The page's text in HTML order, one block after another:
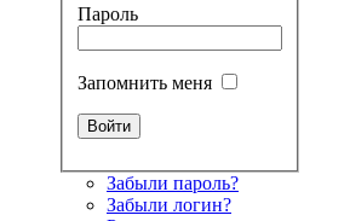
Пароль
Запомнить меня
Забыли пароль?
Забыли логин?